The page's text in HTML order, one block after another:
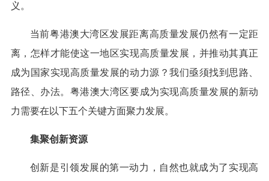
义。
当前粤港澳大湾区发展距离高质量发展仍然有一定距
离，怎样才能使这一地区实现高质量发展，并推动其真正
成为国家实现高质量发展的动力源？我们亟须找到思路、
路径、办法。粤港澳大湾区要成为实现高质量发展的新动
力需要在以下五个关键方面聚力发展。
集聚创新资源
创新是引领发展的第一动力，自然也就成为了实现高